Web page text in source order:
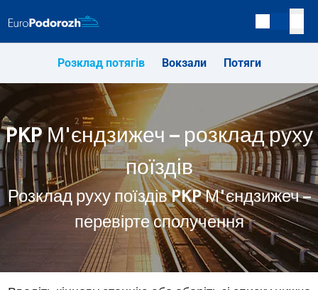
Розклад потягів Вокзали Потяги
PKP М'єндзижеч – розклад руху
поїздів
Розклад руху поїздів PKP М'єндзижеч –
перевірте сполучення